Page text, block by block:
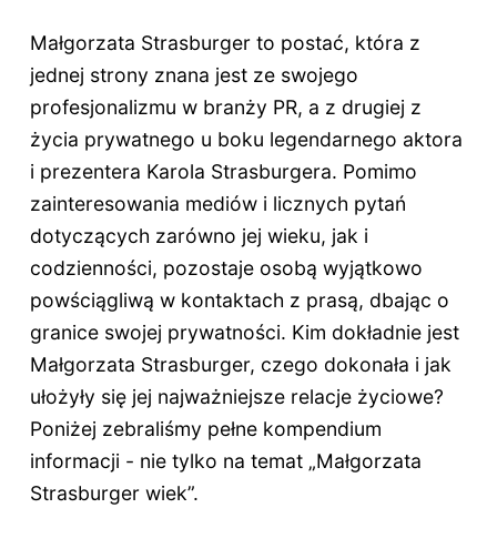
Małgorzata Strasburger to postać, która z
jednej strony znana jest ze swojego
profesjonalizmu w branży PR, a z drugiej z
życia prywatnego u boku legendarnego aktora
i prezentera Karola Strasburgera. Pomimo
zainteresowania mediów i licznych pytań
dotyczących zarówno jej wieku, jak i
codzienności, pozostaje osobą wyjątkowo
powściągliwą w kontaktach z prasą, dbając o
granice swojej prywatności. Kim dokładnie jest
Małgorzata Strasburger, czego dokonała i jak
ułożyły się jej najważniejsze relacje życiowe?
Poniżej zebraliśmy pełne kompendium
informacji - nie tylko na temat „Małgorzata
Strasburger wiek”.